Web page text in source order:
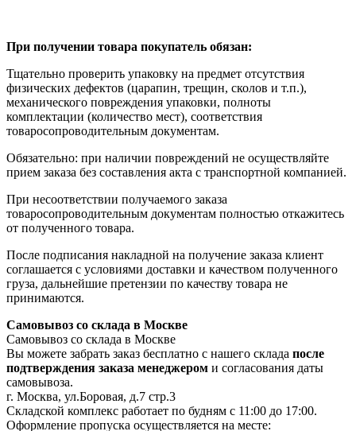
При получении товара покупатель обязан:
Тщательно проверить упаковку на предмет отсутствия
физических дефектов (царапин, трещин, сколов и т.п.),
механического повреждения упаковки, полноты
комплектации (количество мест), соответствия
товаросопроводительным документам.
Обязательно: при наличии повреждений не осуществляйте
прием заказа без составления акта с транспортной компанией.
При несоответствии получаемого заказа
товаросопроводительным документам полностью откажитесь
от полученного товара.
После подписания накладной на получение заказа клиент
соглашается с условиями доставки и качеством полученного
груза, дальнейшие претензии по качеству товара не
принимаются.
Самовывоз со склада в Москве
Самовывоз со склада в Москве
Вы можете забрать заказ бесплатно с нашего склада после
подтверждения заказа менеджером и согласования даты
самовывоза.
г. Москва, ул.Боровая, д.7 стр.3
Складской комплекс работает по будням с 11:00 до 17:00.
Оформление пропуска осуществляется на месте: